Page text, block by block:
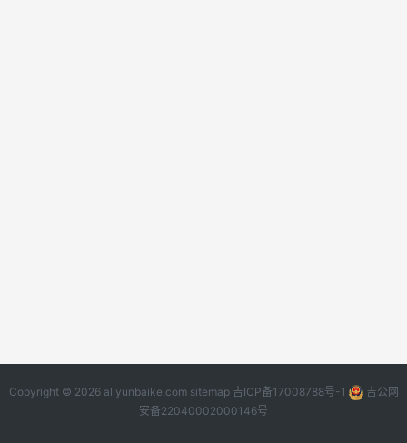
Copyright © 2026 aliyunbaike.com sitemap 吉ICP备17008788号-1
吉公网
安备22040002000146号